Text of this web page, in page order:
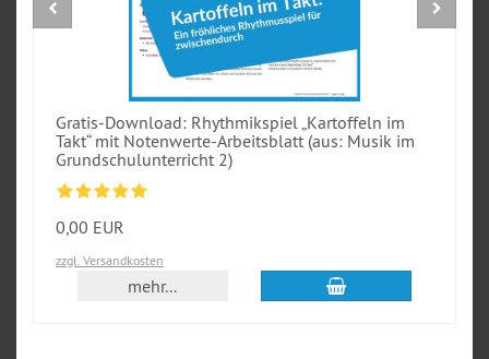
Gratis-Download: Rhythmikspiel „Kartoffeln im
Takt“ mit Notenwerte-Arbeitsblatt (aus: Musik im
Grundschulunterricht 2)
0,00 EUR
zzgl. Versandkosten
mehr... In den Warenkorb